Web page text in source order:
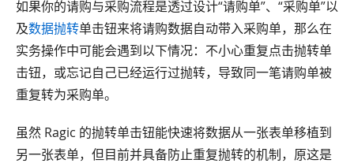
如果你的请购与采购流程是透过设计“请购单”、“采购单”以
及数据抛转单击钮来将请购数据自动带入采购单，那么在
实务操作中可能会遇到以下情况：不小心重复点击抛转单
击钮，或忘记自己已经运行过抛转，导致同一笔请购单被
重复转为采购单。
虽然 Ragic 的抛转单击钮能快速将数据从一张表单移植到
另一张表单，但目前并具备防止重复抛转的机制，原这是